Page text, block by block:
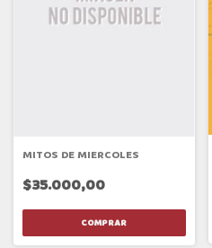
MITOS DE MIERCOLES
$35.000,00